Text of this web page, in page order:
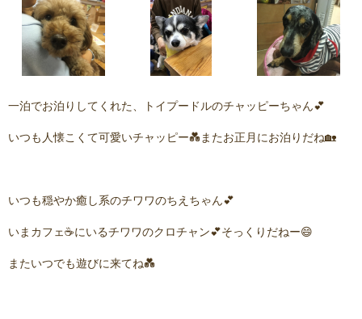
一泊でお泊りしてくれた、トイプードルのチャッピーちゃん💕
いつも人懐こくて可愛いチャッピー💑またお正月にお泊りだね🏡
いつも穏やか癒し系のチワワのちえちゃん💕
いまカフェ☕にいるチワワのクロチャン💕そっくりだねー😄
またいつでも遊びに来てね💑